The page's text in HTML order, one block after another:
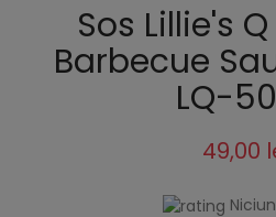
Sos Lillie's
Barbecue
LQ-
49,00